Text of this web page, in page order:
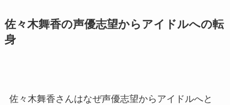
佐々木舞香の声優志望からアイドルへの転
身
佐々木舞香さんはなぜ声優志望からアイドルへと